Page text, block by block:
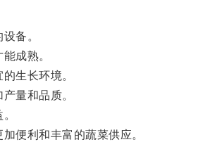
备。
成熟。
生长环境。
量和品质。
便利和丰富的蔬菜供应。